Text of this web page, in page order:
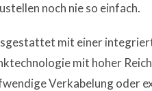
noch nie so einfach.
mit einer
mit hoher
Verkabelung oder